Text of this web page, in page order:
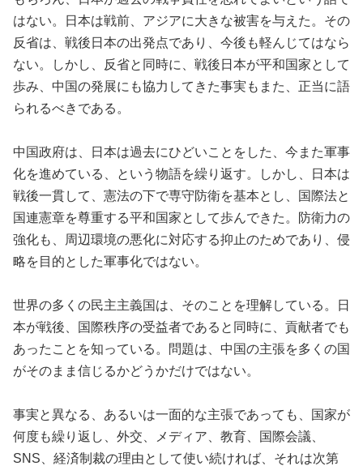
はない。日本は戦前、アジアに大きな被害を与えた。その
反省は、戦後日本の出発点であり、今後も軽んじてはなら
ない。しかし、反省と同時に、戦後日本が平和国家として
歩み、中国の発展にも協力してきた事実もまた、正当に語
られるべきである。
中国政府は、日本は過去にひどいことをした、今また軍事
化を進めている、という物語を繰り返す。しかし、日本は
戦後一貫して、憲法の下で専守防衛を基本とし、国際法と
国連憲章を尊重する平和国家として歩んできた。防衛力の
強化も、周辺環境の悪化に対応する抑止のためであり、侵
略を目的とした軍事化ではない。
世界の多くの民主主義国は、そのことを理解している。日
本が戦後、国際秩序の受益者であると同時に、貢献者でも
あったことを知っている。問題は、中国の主張を多くの国
がそのまま信じるかどうかだけではない。
事実と異なる、あるいは一面的な主張であっても、国家が
何度も繰り返し、外交、メディア、教育、国際会議、
SNS、経済制裁の理由として使い続ければ、それは次第